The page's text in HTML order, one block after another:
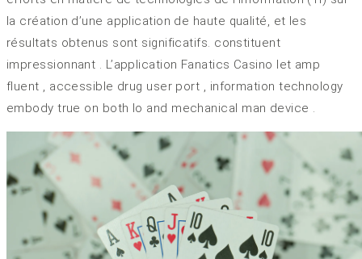
la création d’une application de haute qualité, et les
résultats obtenus sont significatifs. constituent
impressionnant . L’application Fanatics Casino let amp
fluent , accessible drug user port , information technology
embody true on both Io and mechanical man device .